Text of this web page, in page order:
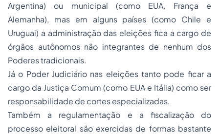
Argentina) ou municipal (como EUA, França e
Alemanha), mas em alguns países (como Chile e
Uruguai) a administração das eleições fica a cargo de
órgãos autônomos não integrantes de nenhum dos
Poderes tradicionais.
Já o Poder Judiciário nas eleições tanto pode ficar a
cargo da Justiça Comum (como EUA e Itália) como ser
responsabilidade de cortes especializadas.
Também a regulamentação e a fiscalização do
processo eleitoral são exercidas de formas bastante